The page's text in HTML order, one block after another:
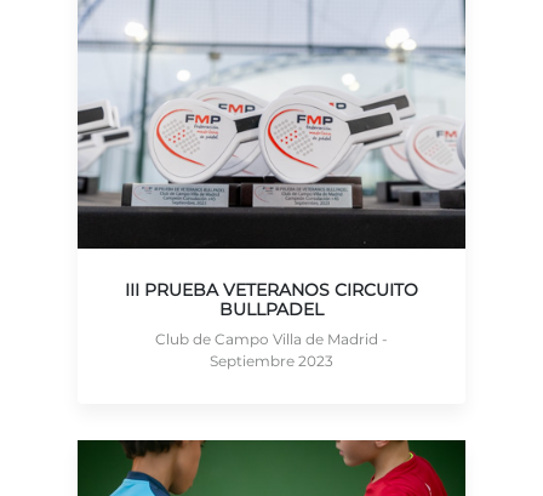
III PRUEBA VETERANOS CIRCUITO
BULLPADEL
Club de Campo Villa de Madrid -
Septiembre 2023